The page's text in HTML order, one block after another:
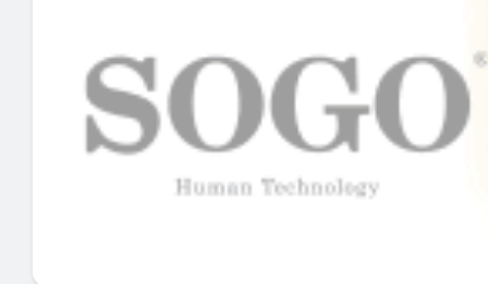
INICIO
EMPRESAS
GUÍA DE COMPRA